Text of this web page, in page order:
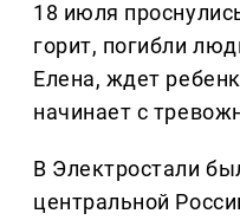
18 июля
горит, погибли
Елена, ждет
начинает с
В Электростали
центральной